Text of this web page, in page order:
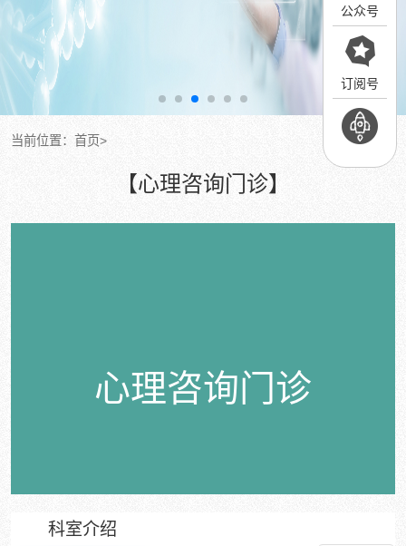
公众号
订阅号
当前位置： 首页>
【心理咨询门诊】
心理咨询门诊
科室介绍